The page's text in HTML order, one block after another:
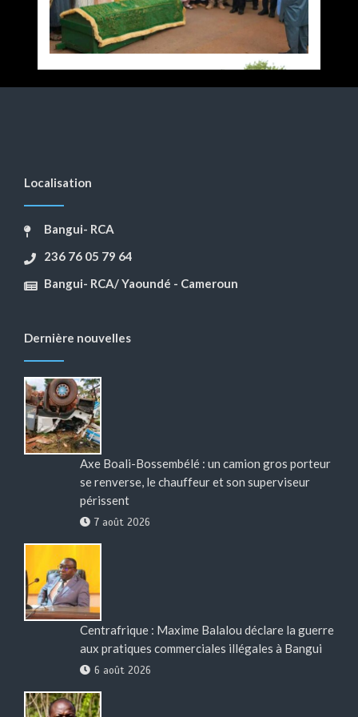
Localisation
Bangui- RCA
236 76 05 79 64
Bangui- RCA/ Yaoundé - Cameroun
Dernière nouvelles
Axe Boali-Bossembélé : un camion gros porteur
se renverse, le chauffeur et son superviseur
périssent
7 août 2026
Centrafrique : Maxime Balalou déclare la guerre
aux pratiques commerciales illégales à Bangui
6 août 2026